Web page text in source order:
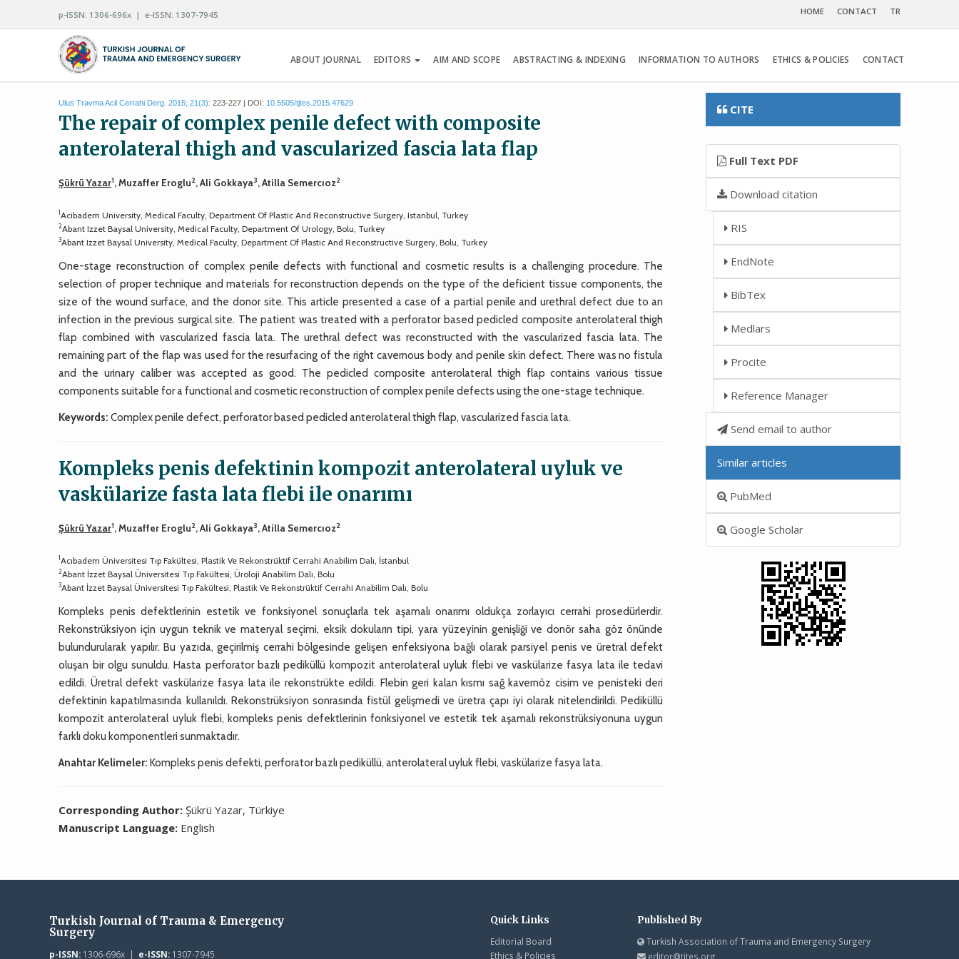
p-ISSN: 1306-696x | e-ISSN: 1307-7945 HOME CONTACT TR
ABOUT JOURNAL EDITORS AIM AND SCOPE ABSTRACTING & INDEXING INFORMATION TO AUTHORS ETHICS & POLICIES CONTACT
Ulus Travma Acil Cerrahi Derg. 2015; 21(3): 223-227 | DOI: 10.5505/tjtes.2015.47629
The repair of complex penile defect with composite
anterolateral thigh and vascularized fascia lata flap
Şükrü Yazar1, Muzaffer Eroglu2, Ali Gokkaya3, Atilla Semercıoz2
1Acibadem University, Medical Faculty, Department Of Plastic And Reconstructive Surgery, Istanbul, Turkey
2Abant Izzet Baysal University, Medical Faculty, Department Of Urology, Bolu, Turkey
3Abant Izzet Baysal University, Medical Faculty, Department Of Plastic And Reconstructive Surgery, Bolu, Turkey
One-stage reconstruction of complex penile defects with functional and cosmetic results is a challenging procedure. The
selection of proper technique and materials for reconstruction depends on the type of the deficient tissue components, the
size of the wound surface, and the donor site. This article presented a case of a partial penile and urethral defect due to an
infection in the previous surgical site. The patient was treated with a perforator based pedicled composite anterolateral thigh
flap combined with vascularized fascia lata. The urethral defect was reconstructed with the vascularized fascia lata. The
remaining part of the flap was used for the resurfacing of the right cavernous body and penile skin defect. There was no fistula
and the urinary caliber was accepted as good. The pedicled composite anterolateral thigh flap contains various tissue
components suitable for a functional and cosmetic reconstruction of complex penile defects using the one-stage technique.
Keywords: Complex penile defect, perforator based pedicled anterolateral thigh flap, vascularized fascia lata.
Kompleks penis defektinin kompozit anterolateral uyluk ve
vaskülarize fasta lata flebi ile onarımı
Şükrü Yazar1, Muzaffer Eroglu2, Ali Gokkaya3, Atilla Semercıoz2
1Acıbadem Üniversitesi Tıp Fakültesi, Plastik Ve Rekonstrüktif Cerrahi Anabilim Dalı, İstanbul
2Abant İzzet Baysal Üniversitesi Tıp Fakültesi, Üroloji Anabilim Dalı, Bolu
3Abant İzzet Baysal Üniversitesi Tıp Fakültesi, Plastik Ve Rekonstrüktif Cerrahi Anabilim Dalı, Bolu
Kompleks penis defektlerinin estetik ve fonksiyonel sonuçlarla tek aşamalı onarımı oldukça zorlayıcı cerrahi prosedürlerdir.
Rekonstrüksiyon için uygun teknik ve materyal seçimi, eksik dokuların tipi, yara yüzeyinin genişliği ve donör saha göz önünde
bulundurularak yapılır. Bu yazıda, geçirilmiş cerrahi bölgesinde gelişen enfeksiyona bağlı olarak parsiyel penis ve üretral defekt
oluşan bir olgu sunuldu. Hasta perforator bazlı pediküllü kompozit anterolateral uyluk flebi ve vaskülarize fasya lata ile tedavi
edildi. Üretral defekt vaskülarize fasya lata ile rekonstrükte edildi. Flebin geri kalan kısmı sağ kavernöz cisim ve penisteki deri
defektinin kapatılmasında kullanıldı. Rekonstrüksiyon sonrasında fistül gelişmedi ve üretra çapı iyi olarak nitelendirildi. Pediküllü
kompozit anterolateral uyluk flebi, kompleks penis defektlerinin fonksiyonel ve estetik tek aşamalı rekonstrüksiyonuna uygun
farklı doku komponentleri sunmaktadır.
Anahtar Kelimeler: Kompleks penis defekti, perforator bazlı pediküllü, anterolateral uyluk flebi, vaskülarize fasya lata.
Corresponding Author:Şükrü Yazar, Türkiye
Manuscript Language: English
CITE
Full Text PDF
Download citation
RIS
EndNote
BibTex
Medlars
Procite
Reference Manager
Send email to author
Similar articles
PubMed
Google Scholar
Turkish Journal of Trauma & Emergency
Surgery
p-ISSN:1306-696x | e-ISSN:1307-7945
Quick Links
Editorial Board
Ethics & Policies
Published By
Turkish Association of Trauma and Emergency Surgery
editor@tjtes.org